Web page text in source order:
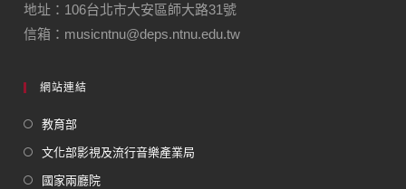
地址：106台北市大安區師大路31號
信箱：musicntnu@deps.ntnu.edu.tw
網站連結
教育部
文化部影視及流行音樂產業局
國家兩廳院